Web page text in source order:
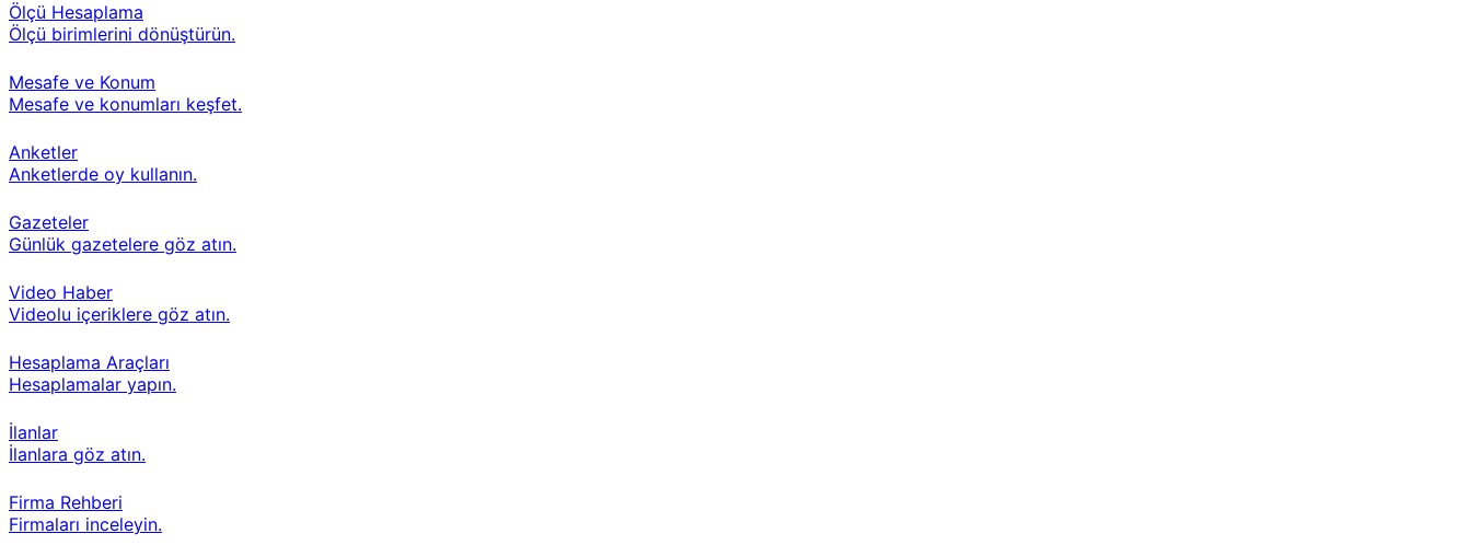
Ölçü Hesaplama
Ölçü birimlerini dönüştürün.
Mesafe ve Konum
Mesafe ve konumları keşfet.
Anketler
Anketlerde oy kullanın.
Gazeteler
Günlük gazetelere göz atın.
Video Haber
Videolu içeriklere göz atın.
Hesaplama Araçları
Hesaplamalar yapın.
İlanlar
İlanlara göz atın.
Firma Rehberi
Firmaları inceleyin.